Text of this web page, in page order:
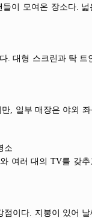
이 모여온 장소다.
. 대형 스크린과 탁 트
, 일부 매장은 야외
소
여러 대의 TV를 갖
이다. 지붕이 있어